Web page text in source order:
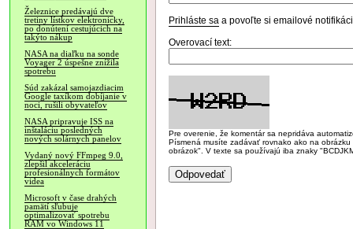
Železnice predávajú dve
tretiny lístkov elektronicky,
po donútení cestujúcich na
takýto nákup
NASA na diaľku na sonde
Voyager 2 úspešne znížila
spotrebu
Súd zakázal samojazdiacim
Google taxíkom dobíjanie v
noci, rušili obyvateľov
NASA pripravuje ISS na
inštaláciu posledných
nových solárnych panelov
Vydaný nový FFmpeg 9.0,
zlepšil akceleráciu
profesionálnych formátov
videa
Microsoft v čase drahých
pamätí sľubuje
optimalizovať spotrebu
RAM vo Windows 11
Prihláste sa a povoľte si emailové
Overovací text:
Pre overenie, že komentár sa nepridáva
Písmená musíte zadávať rovnako ako na
obrázok". V texte sa používajú iba znaky